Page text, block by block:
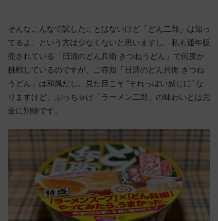
そんなこんなで試したことはないけど「どん二郎」は知っ
てるよ、という方は少なくないと思いますし、私も通年販
売されている「日清のどん兵衛 きつねうどん」で何度か
挑戦しているのですが、ご存知「日清のどん兵衛 きつね
うどん」は和風だし。見た目こそ “それっぽい感じに” な
りますけど、ぶっちゃけ「ラーメン二郎」の味わいとは完
全に別物です。